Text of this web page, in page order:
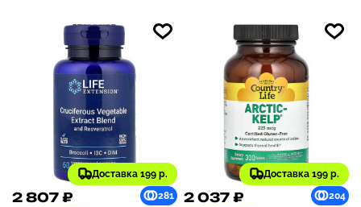
Доставка 199 р.
2 807 ₽ 281
Доставка 199 р.
2 037 ₽ 204